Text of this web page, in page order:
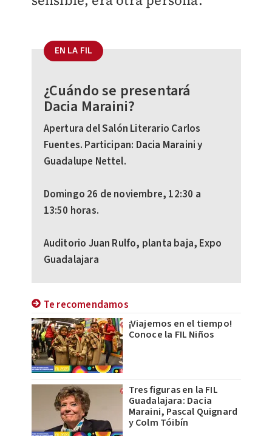
EN LA FIL
¿Cuándo se presentará
Dacia Maraini?
Apertura del Salón Literario Carlos
Fuentes. Participan: Dacia Maraini y
Guadalupe Nettel.
Domingo 26 de noviembre, 12:30 a
13:50 horas.
Auditorio Juan Rulfo, planta baja, Expo
Guadalajara
Te recomendamos
¡Viajemos en el tiempo!
Conoce la FIL Niños
Tres figuras en la FIL
Guadalajara: Dacia
Maraini, Pascal Quignard
y Colm Tóibín